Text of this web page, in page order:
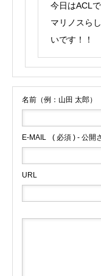
今日はACL
マリノスら
いです！！
名前（例：山田 太郎）
E-MAIL ( 必須 ) - 公開
URL